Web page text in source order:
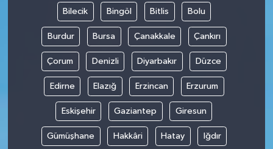
Bilecik Bingöl Bitlis Bolu
Burdur Bursa Çanakkale Çankırı
Çorum Denizli Diyarbakır Düzce
Edirne Elazığ Erzincan Erzurum
Eskişehir Gaziantep Giresun
Gümüşhane Hakkâri Hatay Iğdır